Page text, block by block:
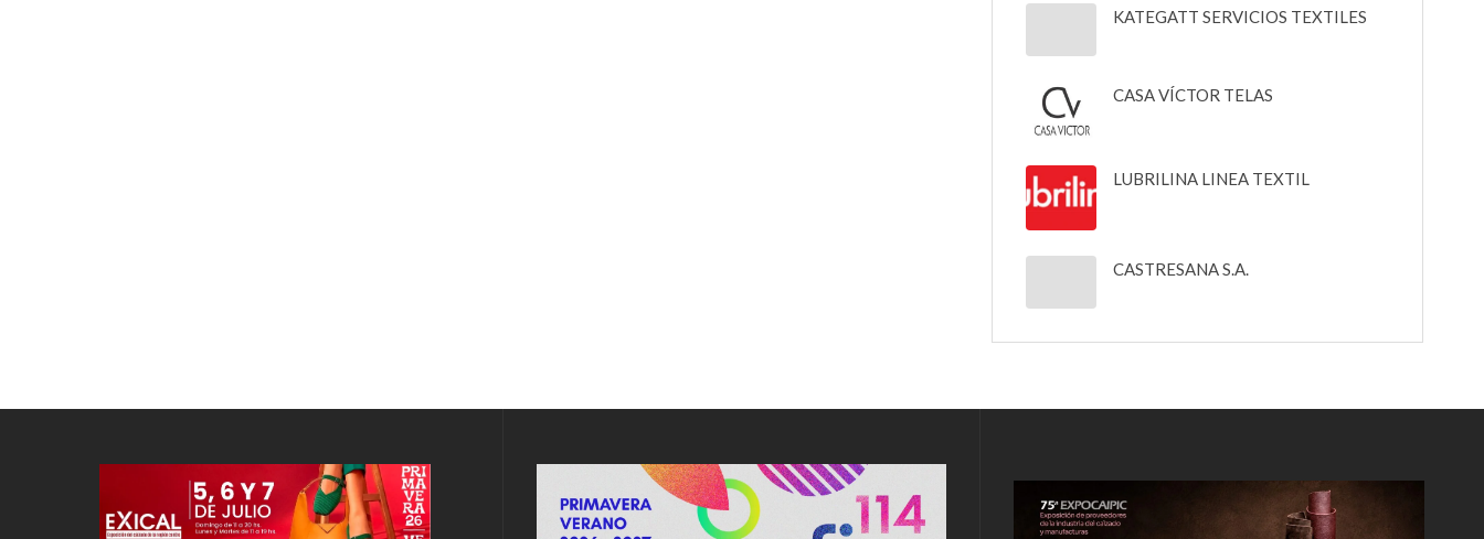
KATEGATT SERVICIOS TEXTILES
CASA VÍCTOR TELAS
LUBRILINA LINEA TEXTIL
CASTRESANA S.A.